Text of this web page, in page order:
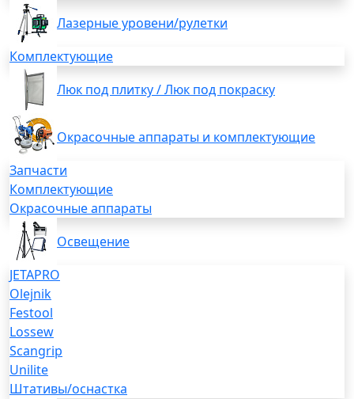
Лазерные уровени/рулетки
Комплектующие
Люк под плитку / Люк под покраску
Окрасочные аппараты и комплектующие
Запчасти
Комплектующие
Окрасочные аппараты
Освещение
JETAPRO
Olejnik
Festool
Lossew
Scangrip
Unilite
Штативы/оснастка